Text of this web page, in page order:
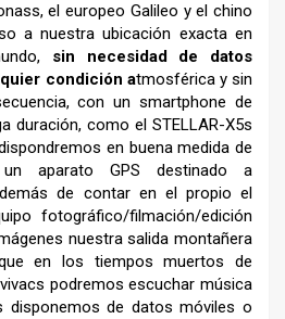
el europeo Galileo y el chino
a nuestra ubicación exacta en
sin necesidad de datos
condición atmosférica y sin
con un smartphone de
duración, como el STELLAR-X5s
en buena medida de
aparato GPS destinado a
de contar en el propio el
fotográfico/filmación/edición
nuestra salida montañera
en los tiempos muertos de
podremos escuchar música
disponemos de datos móviles o